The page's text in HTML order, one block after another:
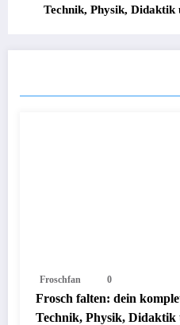
Technik, Physik, Didaktik
Froschfan 0
Frosch falten: dein
Technik, Physik, Didaktik